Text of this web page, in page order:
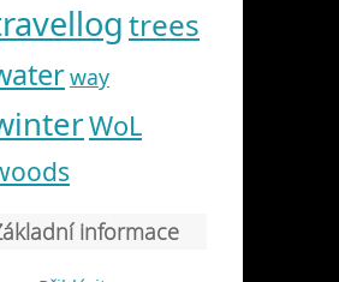
trees
way
WoL
informace